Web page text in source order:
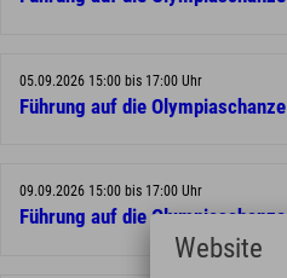
05.09.2026 15:00 bis 17:00 Uhr
Führung auf die Olympiaschanze
09.09.2026 15:00 bis 17:00 Uhr
Führung auf die Olympiaschanze
Website